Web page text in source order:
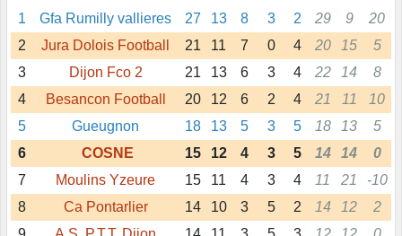
1
Gfa Rumilly vallieres 27 13 8 3 2 29 9
20
2
Jura Dolois Football 21 11 7 0 4 20 15
5
3
Dijon Fco 2 21 13 6 3 4 22 14
8
4
Besancon Football 20 12 6 2 4 21 11
10
5
Gueugnon 18 13 5 3 5 18 13
5
6
COSNE 15 12 4 3 5 14 14
0
7
Moulins Yzeure 15 11 4 3 4 11 21
-10
8
Ca Pontarlier 14 10 3 5 2 14 12
2